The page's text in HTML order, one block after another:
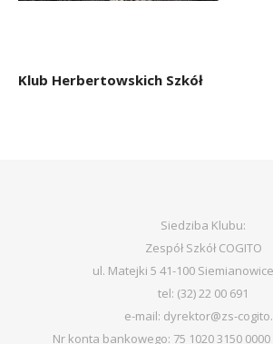
Klub Herbertowskich Szkół
Siedziba Klubu:
Zespół Szkół COGITO
ul. Matejki 5 41-100
tel: (32) 22 00 691
e-mail: dyrektor@zs-
Nr konta bankowego: 75 1020 3150 0000